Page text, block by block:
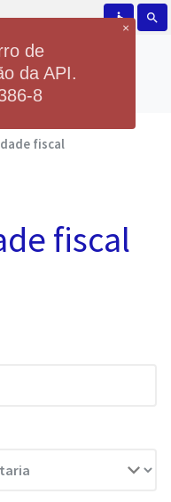
accessible search
fiscal
fiscal
×
de
da API.
8